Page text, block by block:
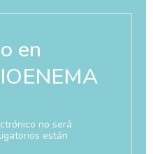
en
no será
están